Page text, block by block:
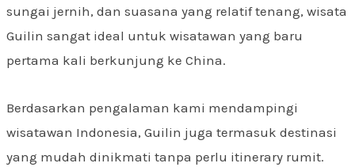
sungai jernih, dan suasana yang relatif tenang, wisata
Guilin sangat ideal untuk wisatawan yang baru
pertama kali berkunjung ke China.
Berdasarkan pengalaman kami mendampingi
wisatawan Indonesia, Guilin juga termasuk destinasi
yang mudah dinikmati tanpa perlu itinerary rumit.